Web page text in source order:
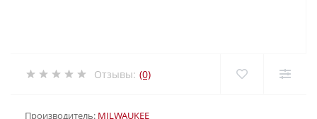
Отзывы: (0)
Производитель: MILWAUKEE